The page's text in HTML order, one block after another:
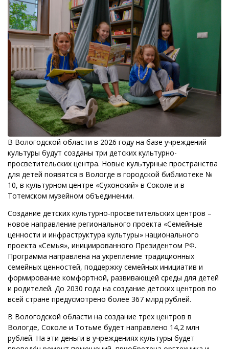
В Вологодской области в 2026 году на базе учреждений
культуры будут созданы три детских культурно-
просветительских центра. Новые культурные пространства
для детей появятся в Вологде в городской библиотеке №
10, в культурном центре «Сухонский» в Соколе и в
Тотемском музейном объединении.
Создание детских культурно-просветительских центров –
новое направление регионального проекта «Семейные
ценности и инфраструктура культуры» национального
проекта «Семья», инициированного Президентом РФ.
Программа направлена на укрепление традиционных
семейных ценностей, поддержку семейных инициатив и
формирование комфортной, развивающей среды для детей
и родителей. До 2030 года на создание детских центров по
всей стране предусмотрено более 367 млрд рублей.
В Вологодской области на создание трех центров в
Вологде, Соколе и Тотьме будет направлено 14,2 млн
рублей. На эти деньги в учреждениях культуры будет